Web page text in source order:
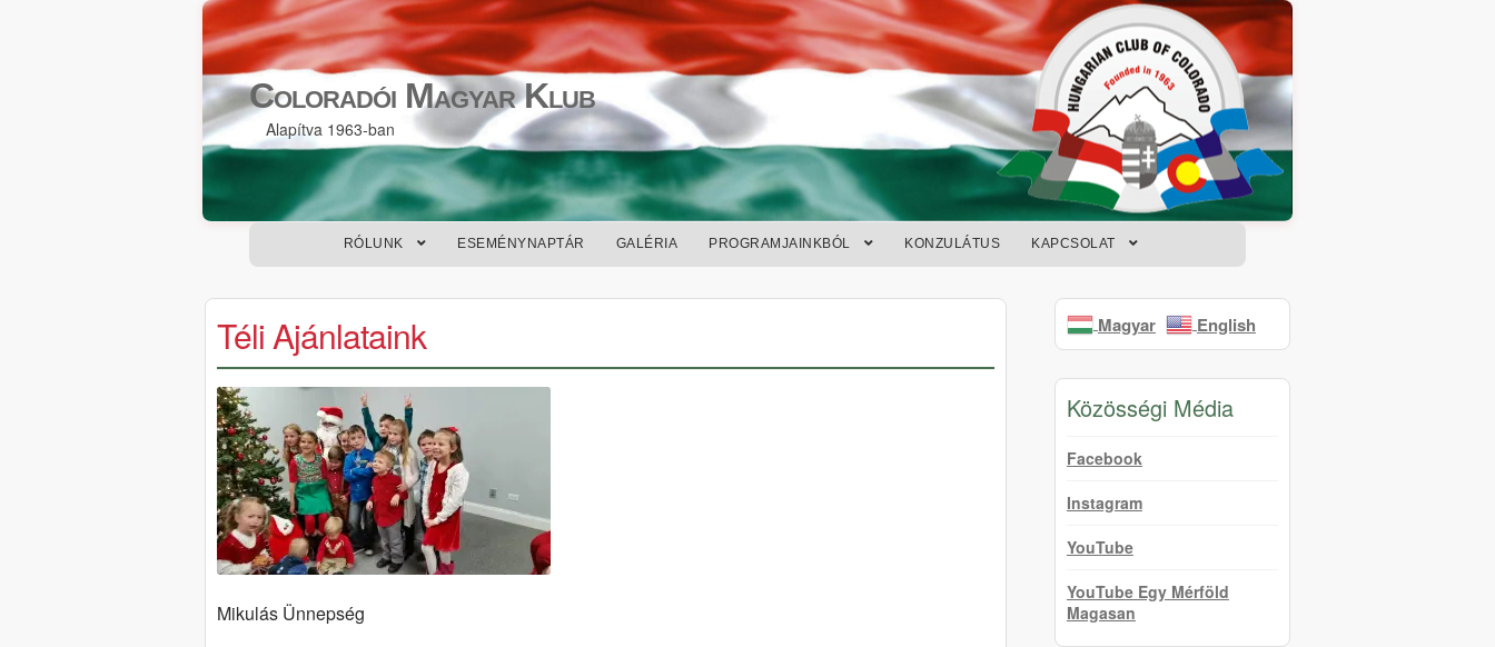
Skip
to
navigation
Skip
to
content
Coloradói Magyar Klub
Alapítva 1963-ban
RÓLUNK ESEMÉNYNAPTÁR GALÉRIA PROGRAMJAINKBÓL KONZULÁTUS KAPCSOLAT
Téli Ajánlataink
Mikulás Ünnepség
Magyar English
Közösségi Média
Facebook
Instagram
YouTube
YouTube Egy Mérföld
Magasan